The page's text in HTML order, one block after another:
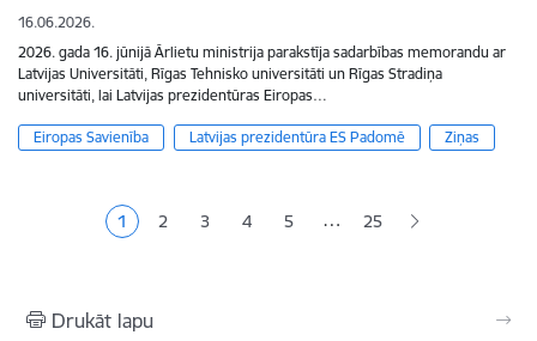
16.06.2026.
2026. gada 16. jūnijā Ārlietu ministrija parakstīja sadarbības memorandu ar
Latvijas Universitāti, Rīgas Tehnisko universitāti un Rīgas Stradiņa
universitāti, lai Latvijas prezidentūras Eiropas…
Eiropas Savienība Latvijas prezidentūra ES Padomē Ziņas
Pašreizējā lapa
1 Lapa
2 Lapa
3 Lapa
4 Lapa
5 … 25
Drukāt lapu